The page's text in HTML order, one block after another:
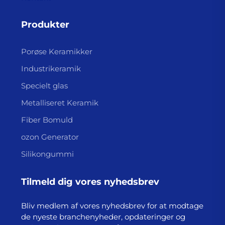
Produkter
Porøse Keramikker
Industrikeramik
Specielt glas
Metalliseret Keramik
Fiber Bomuld
ozon Generator
Silikongummi
Tilmeld dig vores nyhedsbrev
Bliv medlem af vores nyhedsbrev for at modtage
de nyeste branchenyheder, opdateringer og